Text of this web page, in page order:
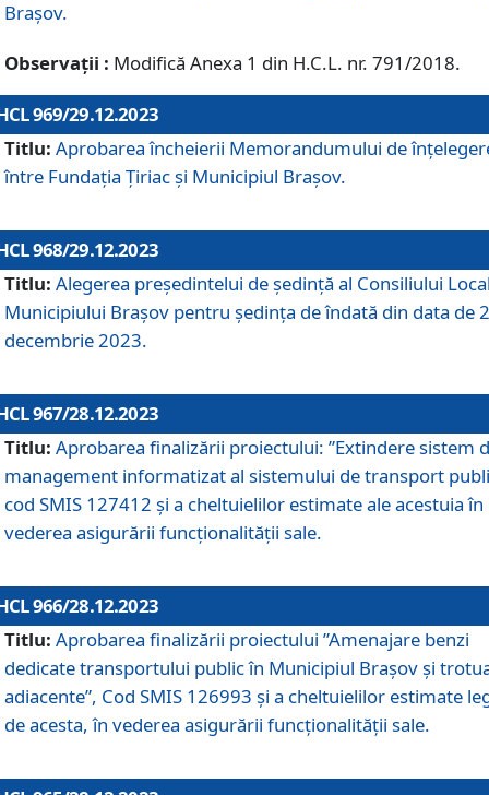
Brașov.
Observații : Modifică Anexa 1 din H.C.L. nr. 791/2018.
969/29.12.2023
Titlu: Aprobarea încheierii Memorandumului de
între Fundația Țiriac și Municipiul Brașov.
968/29.12.2023
Titlu: Alegerea preşedintelui de şedinţă al Consiliului
Municipiului Braşov pentru ședința de îndată din data de
decembrie 2023.
967/28.12.2023
Titlu: Aprobarea finalizării proiectului: ”Extindere sistem
management informatizat al sistemului de transport
cod SMIS 127412 și a cheltuielilor estimate ale acestuia în
vederea asigurării funcționalității sale.
966/28.12.2023
Titlu: Aprobarea finalizării proiectului ”Amenajare benzi
dedicate transportului public în Municipiul Brașov şi
adiacente”, Cod SMIS 126993 și a cheltuielilor estimate
de acesta, în vederea asigurării funcționalității sale.